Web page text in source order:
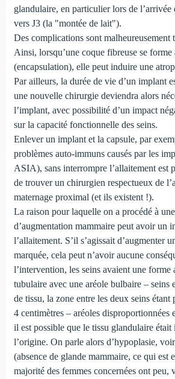
glandulaire, en particulier lors de l’arrivée
vers J3 (la "montée de lait").
Des complications sont malheureusement
Ainsi, lorsqu’une coque fibreuse se
(encapsulation), elle peut induire une
Par ailleurs, la durée de vie d’un implant
une nouvelle chirurgie deviendra alors
l’implant, avec possibilité d’un impact
sur la capacité fonctionnelle des seins.
Enlever un implant et la capsule, par
problèmes auto-immuns causés par les
ASIA), sans interrompre l’allaitement est
de trouver un chirurgien respectueux de
maternage proximal (et ils existent !).
La raison pour laquelle on a procédé à
d’augmentation mammaire peut avoir un
l’allaitement. S’il s’agissait d’augmenter
marquée, cela peut n’avoir aucune
l’intervention, les seins avaient une
tubulaire avec une aréole bulbaire – seins
de tissu, la zone entre les deux seins étant
4 centimètres – aréoles disproportionnées
il est possible que le tissu glandulaire était
l’origine. On parle alors d’hypoplasie,
(absence de glande mammaire, ce qui est
majorité des femmes concernées ont peu,